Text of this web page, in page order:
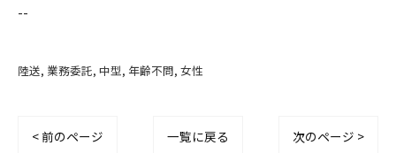
--
陸送 業務委託 中型 年齢不問 女性
< 前のページ 一覧に戻る 次のページ >